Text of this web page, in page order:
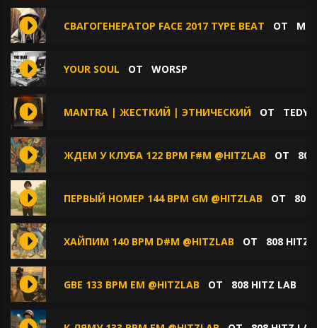
СВАГОГЕНЕРАТОР FACE 2017 TYPE BEAT ОТ
YOUR SOUL ОТ WORSP
MANTRA | ЖЕСТКИЙ | ЭТНИЧЕСКИЙ ОТ
ЖДЕМ У КЛУБА 122 BPM F#M @HITZLAB ОТ
ПЕРВЫЙ НОМЕР 144 BPM GM @HITZLAB ОТ 808
ХАЙПИМ 140 BPM D#M @HITZLAB ОТ 808 HITZ
GBE 133 BPM EM @HITZLAB ОТ 808 HITZ LAB